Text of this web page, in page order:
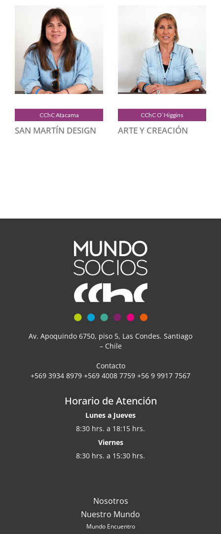
CChC Atacama
SAN MARTÍN DESIGN
CChC O`Higgins
ARTE Y CREACIÓN
Av. Apoquindo 6750, piso 5, Las Condes. Santiago
– Chile
Contacto
+569 3934 8979 +569 4008 7759 +56 9 9917 7567
Horario de Atención
Lunes a Jueves
8:30 hrs. a 18:15 hrs.
Viernes
8:30 hrs. a 15:30 hrs.
Nosotros
Nuestro Mundo
Mundo Encuentro